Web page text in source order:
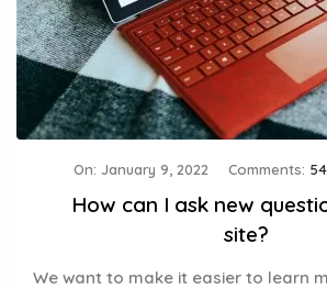
On: January 9, 2022 Comments: 54
How can I ask new
site?
We want to make it easier to learn